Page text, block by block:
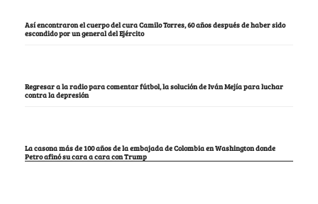
Así encontraron el cuerpo del cura Camilo Torres, 60 años después de haber sido
escondido por un general del Ejército
Regresar a la radio para comentar fútbol, la solución de Iván Mejía para luchar
contra la depresión
La casona más de 100 años de la embajada de Colombia en Washington donde
Petro afinó su cara a cara con Trump